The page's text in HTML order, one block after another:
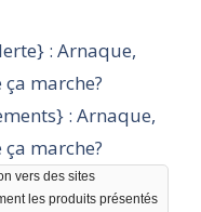
: Arnaque,
marche?
: Arnaque,
marche?
vers des sites
les produits présentés